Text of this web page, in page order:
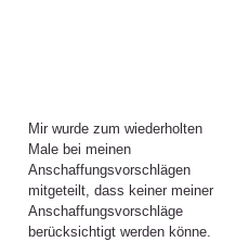
Mir wurde zum wiederholten
Male bei meinen
Anschaffungsvorschlägen
mitgeteilt, dass keiner meiner
Anschaffungsvorschläge
berücksichtigt werden könne.